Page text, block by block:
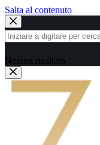
Salta al contenuto
Nessun risultato